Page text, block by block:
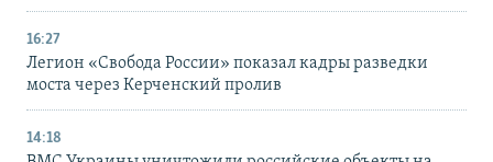
16:27
Легион «Свобода России» показал кадры разведки
моста через Керченский пролив
14:18